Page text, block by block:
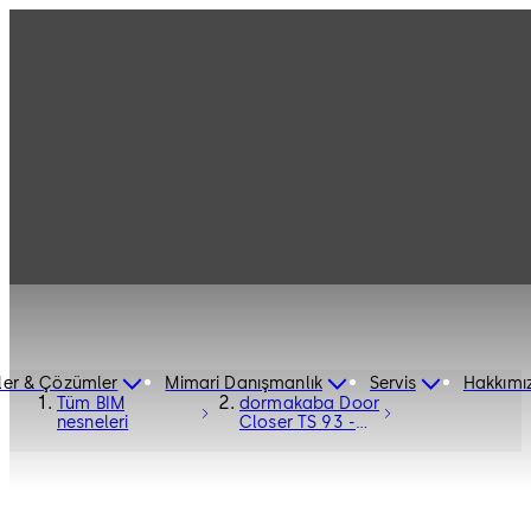
& Çözümler Mimari Danışmanlık Servis
Tüm BIM
nesneleri
dormakaba Door
Closer TS 93 -